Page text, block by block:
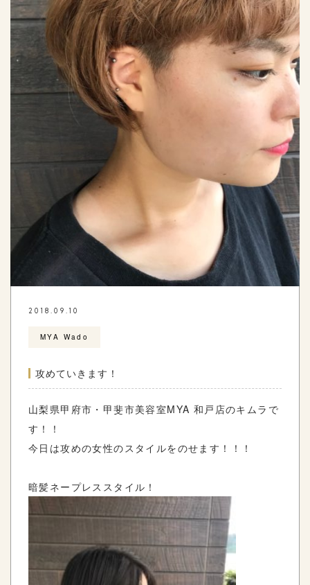
2018.09.10
MYA Wado
攻めていきます！
山梨県甲府市・甲斐市美容室MYA 和戸店のキムラで
す！！
今日は攻めの女性のスタイルをのせます！！！
暗髪ネープレススタイル！